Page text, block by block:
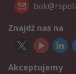
Znajdź nas na
Akceptujemy